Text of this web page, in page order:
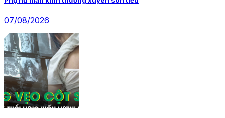
07/08/2026